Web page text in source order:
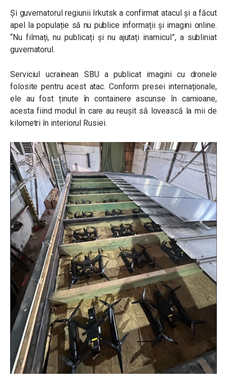
Și guvernatorul regiunii Irkutsk a confirmat atacul și a făcut
apel la populație să nu publice informații și imagini online.
“Nu filmați, nu publicați și nu ajutați inamicul”, a subliniat
guvernatorul.
Serviciul ucrainean SBU a publicat imagini cu dronele
folosite pentru acest atac. Conform presei internaționale,
ele au fost ținute în containere ascunse în camioane,
acesta fiind modul în care au reușit să lovească la mii de
kilometri în interiorul Rusiei.